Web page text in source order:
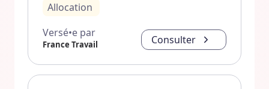
Allocation
Versé•e par
France Travail Consulter